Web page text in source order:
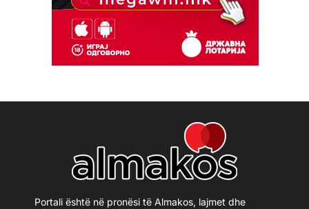
Portali është në pronësi të Almakos, lajmet dhe